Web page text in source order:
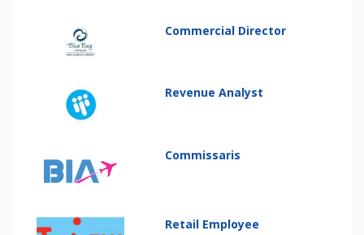
Commercial Director
Revenue Analyst
Commissaris
Retail Employee